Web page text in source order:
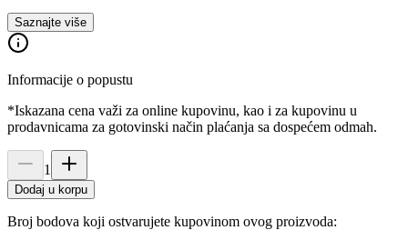
Saznajte više
Informacije o popustu
*Iskazana cena važi za online kupovinu, kao i za kupovinu u
prodavnicama za gotovinski način plaćanja sa dospećem odmah.
1
Dodaj u korpu
Broj bodova koji ostvarujete kupovinom ovog proizvoda: